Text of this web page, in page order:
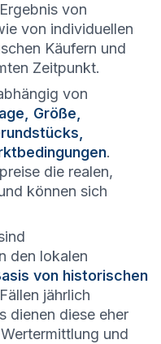
von
von individuellen
Käufern und
Zeitpunkt.
von
Größe,
.
die realen,
können sich
den lokalen
von historischen
jährlich
dienen diese eher
und